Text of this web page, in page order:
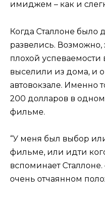
имиджем – как и
Когда Сталлоне было
развелись. Возможно,
плохой успеваемости
выселили из дома, и
автовокзале. Именно
200 долларов в
фильме.
“У меня был выбор
фильме, или идти
вспоминает
очень отчаянном